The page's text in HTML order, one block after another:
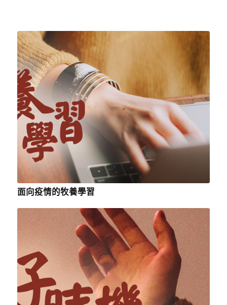
面向疫情的牧養學習